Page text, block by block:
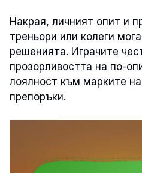
Накрая, личният опит и
треньори или колеги
решенията. Играчите
прозорливостта на по-
лоялност към марките
препоръки.